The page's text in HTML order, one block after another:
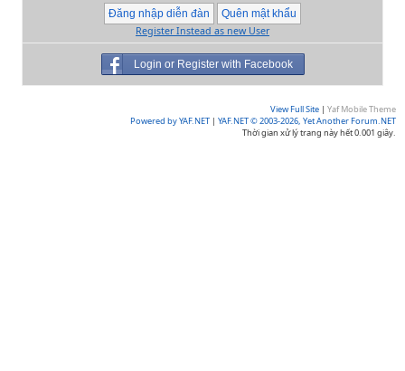
Register Instead as new User
Login or Register with Facebook
View Full Site | Yaf Mobile Theme
Powered by YAF.NET | YAF.NET © 2003-2026, Yet Another Forum.NET
Thời gian xử lý trang này hết 0.001 giây.